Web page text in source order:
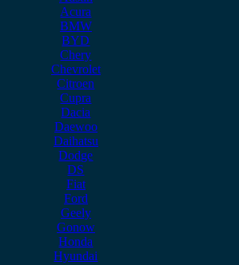
Acura
BMW
BYD
Chery
Chevrolet
Citroen
Cupra
Dacia
Daewoo
Daihatsu
Dodge
DS
Fiat
Ford
Geely
Gonow
Honda
Hyundai